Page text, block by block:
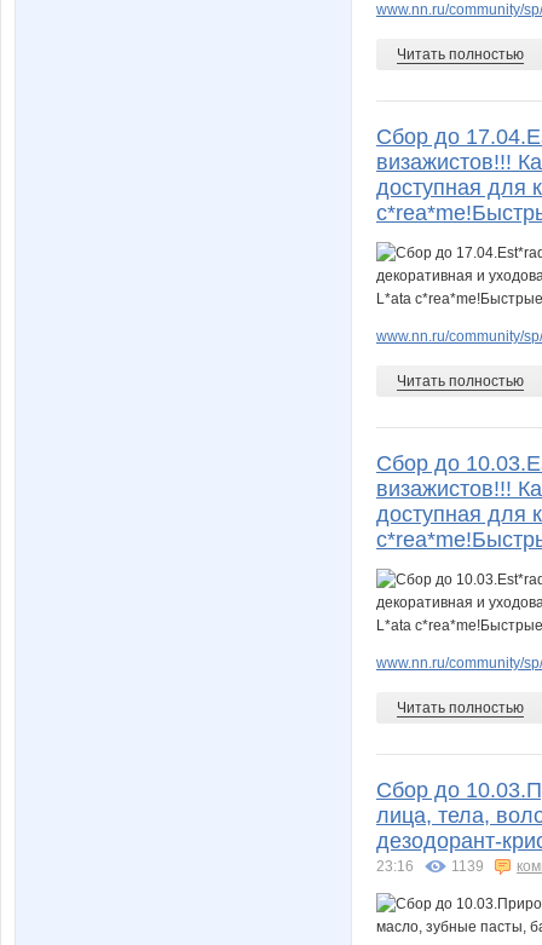
www.nn.ru/community/
Читать полностью
Сбор до
визажистов!!!
доступная для
www.nn.ru/community/
Читать полностью
Сбор до
визажистов!!!
доступная для
www.nn.ru/community/
Читать полностью
Сбор до
лица, тела,
дезодорант-
23:16 1139